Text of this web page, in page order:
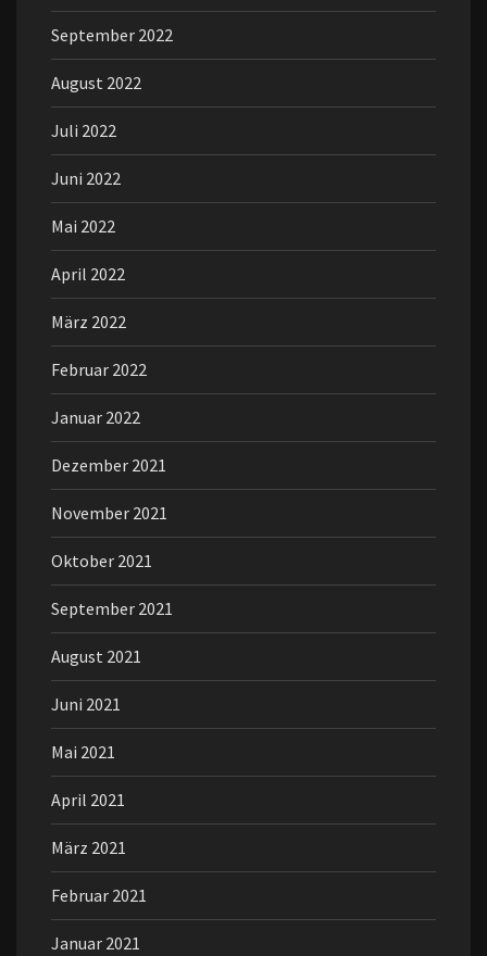
September 2022
August 2022
Juli 2022
Juni 2022
Mai 2022
April 2022
März 2022
Februar 2022
Januar 2022
Dezember 2021
November 2021
Oktober 2021
September 2021
August 2021
Juni 2021
Mai 2021
April 2021
März 2021
Februar 2021
Januar 2021